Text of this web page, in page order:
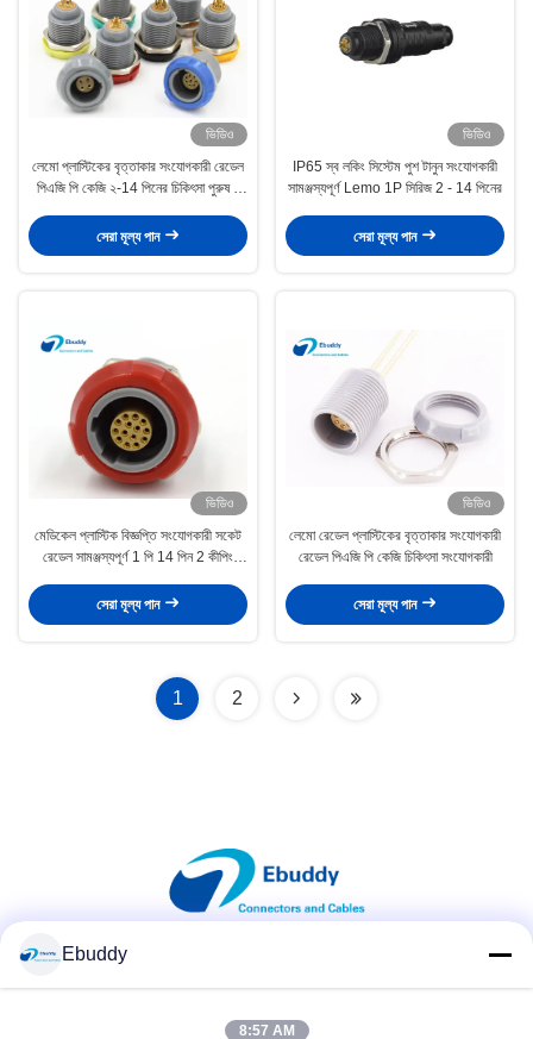
ভিডিও
লেমো প্লাস্টিকের বৃত্তাকার সংযোগকারী রেডেল
পিএজি পি কেজি ২-14 পিনের চিকিৎসা পুরুষ ও
সেরা মূল্য পান
ভিডিও
IP65 স্ব লকিং সিস্টেম পুশ টানুন সংযোগকারী
সামঞ্জস্যপূর্ণ Lemo 1P সিরিজ 2 - 14 পিনের
সেরা মূল্য পান
ভিডিও
মেডিকেল প্লাস্টিক বিজ্ঞপ্তি সংযোগকারী সকেট
রেডেল সামঞ্জস্যপূর্ণ 1 পি 14 পিন 2 কীপিং
সেরা মূল্য পান
ভিডিও
লেমো রেডেল প্লাস্টিকের বৃত্তাকার সংযোগকারী
রেডেল পিএজি পি কেজি চিকিৎসা সংযোগকারী
সেরা মূল্য পান
1 2
Ebuddy
8:57 AM